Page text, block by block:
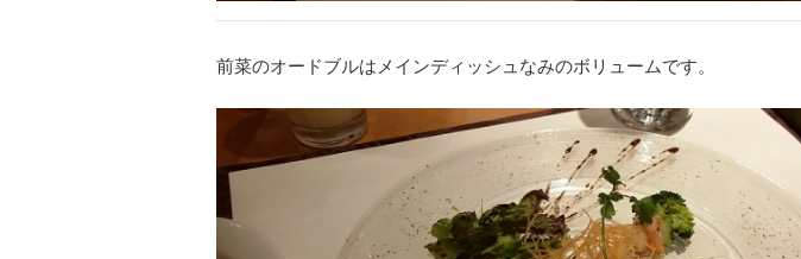
前菜のオードブルはメインディッシュなみのボリュームです。